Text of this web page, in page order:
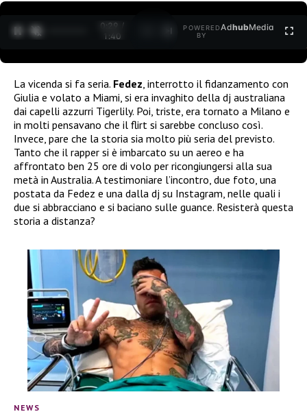
0:30 /
1:40
POWERED
BY
AdhubMedia
La vicenda si fa seria. Fedez , interrotto il fidanzamento con
Giulia e volato a Miami, si era invaghito della dj australiana
dai capelli azzurri Tigerlily. Poi, triste, era tornato a Milano e
in molti pensavano che il flirt si sarebbe concluso così.
Invece, pare che la storia sia molto più seria del previsto.
Tanto che il rapper si è imbarcato su un aereo e ha
affrontato ben 25 ore di volo per ricongiungersi alla sua
metà in Australia. A testimoniare l’incontro, due foto, una
postata da Fedez e una dalla dj su Instagram, nelle quali i
due si abbracciano e si baciano sulle guance. Resisterà questa
storia a distanza?
NEWS